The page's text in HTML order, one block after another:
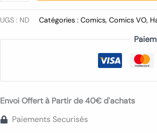
UGS : ND Catégories : Comics, Comics VO,
Envoi Offert à Partir de 40€ d'achats
Paiements Securisés